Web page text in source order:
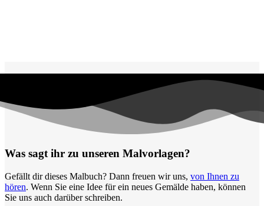
Sport
Teddys und Pferde
Valentinstag und Liebe
Winter und Weihnachten
Was sagt ihr zu unseren Malvorlagen?
Gefällt dir dieses Malbuch? Dann freuen wir uns, von Ihnen zu
hören. Wenn Sie eine Idee für ein neues Gemälde haben, können
Sie uns auch darüber schreiben.